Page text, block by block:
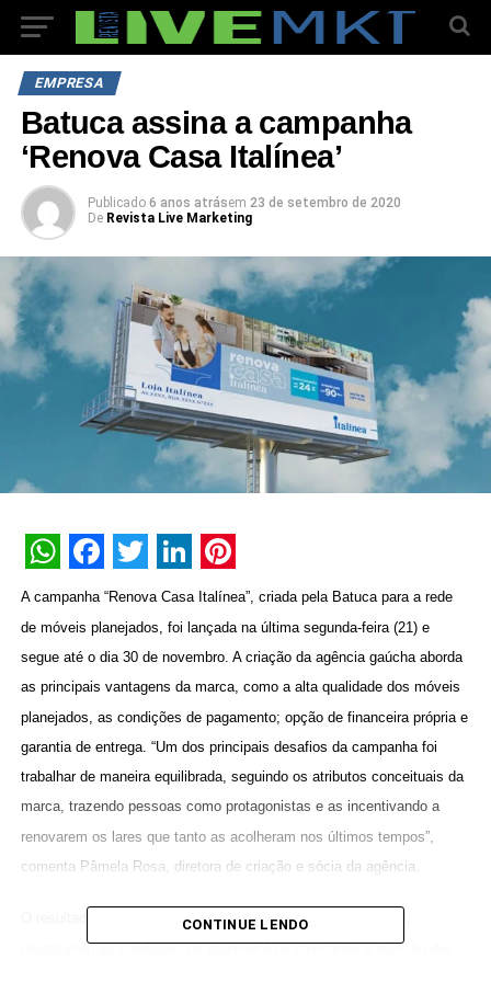
EMPRESA
Batuca assina a campanha
‘Renova Casa Italínea’
Publicado 6 anos atrásem 23 de setembro de 2020
De Revista Live Marketing
WhatsApp
Facebook
Twitter
LinkedIn
Pinterest
A campanha “Renova Casa Italínea”, criada pela Batuca para a rede
de móveis planejados, foi lançada na última segunda-feira (21) e
segue até o dia 30 de novembro. A criação da agência gaúcha aborda
as principais vantagens da marca, como a alta qualidade dos móveis
planejados, as condições de pagamento; opção de financeira própria e
garantia de entrega. “Um dos principais desafios da campanha foi
trabalhar de maneira equilibrada, seguindo os atributos conceituais da
marca, trazendo pessoas como protagonistas e as incentivando a
renovarem os lares que tanto as acolheram nos últimos tempos”,
comenta Pâmela Rosa, diretora de criação e sócia da agência.
O resultado foi a elaboração de peças com foco promocional,
destacando as condições de pagamento e chamando a atenção dos
CONTINUE LENDO